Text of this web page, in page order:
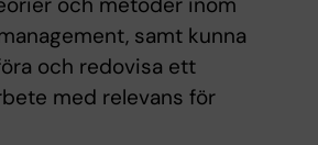
samt kunna
och redovisa ett
med relevans för